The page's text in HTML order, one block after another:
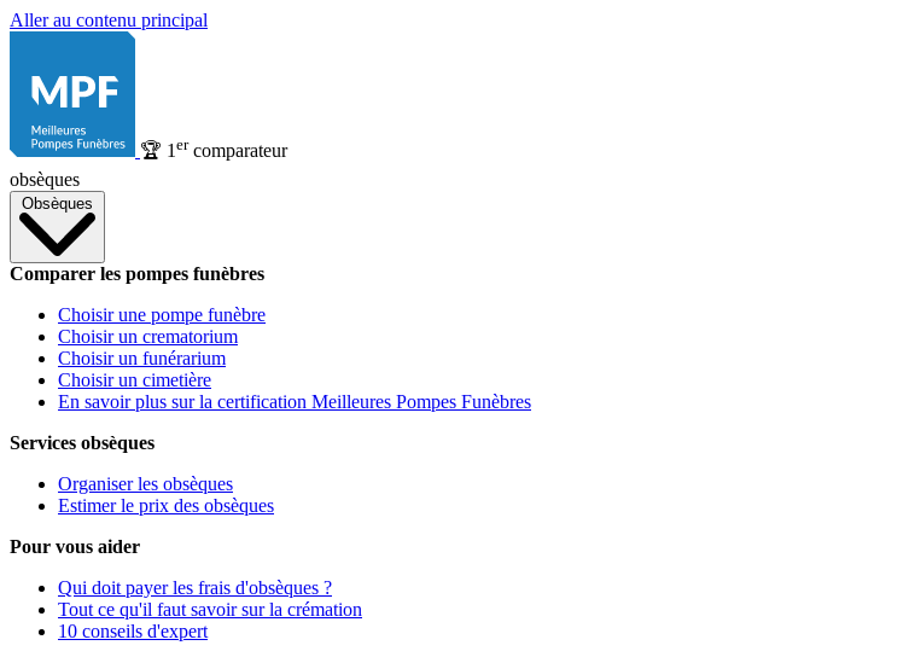
Aller au contenu principal
🏆 1 ercomparateur
obsèques
Obsèques
Comparer les pompes funèbres
Choisir une pompe funèbre
Choisir un crematorium
Choisir un funérarium
Choisir un cimetière
En savoir plus sur la certification Meilleures Pompes Funèbres
Services obsèques
Organiser les obsèques
Estimer le prix des obsèques
Pour vous aider
Qui doit payer les frais d'obsèques ?
Tout ce qu'il faut savoir sur la crémation
10 conseils d'expert